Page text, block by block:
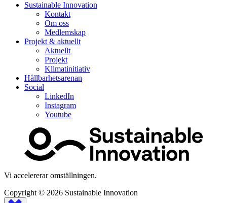
Sustainable Innovation
Kontakt
Om oss
Medlemskap
Projekt & aktuellt
Aktuellt
Projekt
Klimatinitiativ
Hållbarhetsarenan
Social
LinkedIn
Instagram
Youtube
Vi accelererar omställningen.
Copyright © 2026 Sustainable Innovation